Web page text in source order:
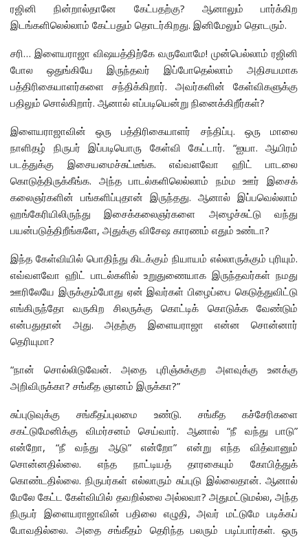
ரஜினி நின்றால்தானே கேட்பதற்கு? ஆனாலும் பார்க்கிற
இடங்களிலெல்லாம் கேட்பதும் தொடர்கிறது. இனிமேலும் தொடரும்.
சரி… இளையராஜா விஷயத்திற்கே வருவோமே! முன்பெல்லாம் ரஜினி
போல ஒதுங்கியே இருந்தவர் இப்போதெல்லாம் அதிசயமாக
பத்திரிகையாளர்களை சந்திக்கிறார். அவர்களின் கேள்விகளுக்கு
பதிலும் சொல்கிறார். ஆனால் எப்படியென்று நினைக்கிறீர்கள்?
இளையராஜாவின் ஒரு பத்திரிகையாளர் சந்திப்பு. ஒரு மாலை
நாளிதழ் நிருபர் இப்படியொரு கேள்வி கேட்டார். “ஐயா. ஆயிரம்
படத்துக்கு இசையமைச்சுட்டீங்க. எவ்வளவோ ஹிட் பாடலை
கொடுத்திருக்கீங்க. அந்த பாடல்களிலெல்லாம் நம்ம ஊர் இசைக்
கலைஞர்களின் பங்களிப்புதான் இருந்தது. ஆனால் இப்பவெல்லாம்
ஹங்கேரியிலிருந்து இசைக்கலைஞர்களை அழைச்சுட்டு வந்து
பயன்படுத்திறீங்களே, அதுக்கு விசேஷ காரணம் எதும் உண்டா?
இந்த கேள்வியில் பொதிந்து கிடக்கும் நியாயம் எல்லாருக்கும் புரியும்.
எவ்வளவோ ஹிட் பாடல்களில் உறுதுணையாக இருந்தவர்கள் நமது
ஊரிலேயே இருக்கும்போது ஏன் இவர்கள் பிழைப்பை கெடுத்துவிட்டு
எங்கிருந்தோ வருகிற சிலருக்கு கொட்டிக் கொடுக்க வேண்டும்
என்பதுதான் அது. அதற்கு இளையராஜா என்ன சொன்னார்
தெரியுமா?
“நான் சொல்லிடுவேன். அதை புரிஞ்சுக்குற அளவுக்கு உனக்கு
அறிவிருக்கா? சங்கீத ஞானம் இருக்கா?”
சுப்புடுவுக்கு சங்கீதப்புலமை உண்டு. சங்கீத கச்சேரிகளை
சகட்டுமேனிக்கு விமர்சனம் செய்வார். ஆனால் “நீ வந்து பாடு”
என்றோ, “நீ வந்து ஆடு” என்றோ” என்று எந்த வித்வானும்
சொன்னதில்லை. எந்த நாட்டியத் தாரகையும் கோபித்துக்
கொண்டதில்லை. நிருபர்கள் எல்லாரும் சுப்புடு இல்லைதான். ஆனால்
மேலே கேட்ட கேள்வியில் தவறில்லை அல்லவா? அதுமட்டுமல்ல, அந்த
நிருபர் இளையராஜாவின் பதிலை எழுதி, அவர் மட்டுமே படிக்கப்
போவதில்லை. அதை சங்கீதம் தெரிந்த பலரும் படிப்பார்கள். ஒரு